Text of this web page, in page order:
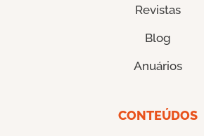
Revistas
Blog
Anuários
CONTEÚDOS